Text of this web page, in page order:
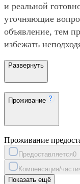
и реальной
уточняющие
объявление, тем
избежать
Развернуть
Проживание
Проживание
Предоставляется0
Компенсация/
Показать ещё